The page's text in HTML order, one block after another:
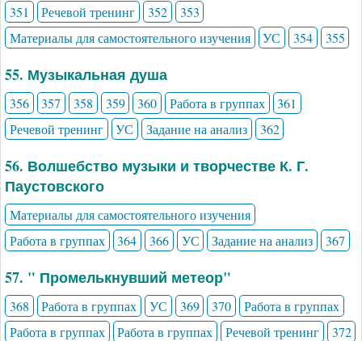
351
Речевой тренинг 352
353
Материалы для самостоятельного изучения
УС 354 355
55. Музыкальная душа
356 357 358 359 360 Работа в группах
361
Речевой тренинг
УС Задание на анализ 362
56. Волшебство музыки и творчестве К. Г.
Паустовского
Материалы для самостоятельного изучения
Работа в группах
364 366 УС Задание на анализ 367
57. " Промелькнувший метеор"
368 Работа в группах УС 369 370
Работа в группах
Работа в группах
Работа в группах Речевой тренинг
372